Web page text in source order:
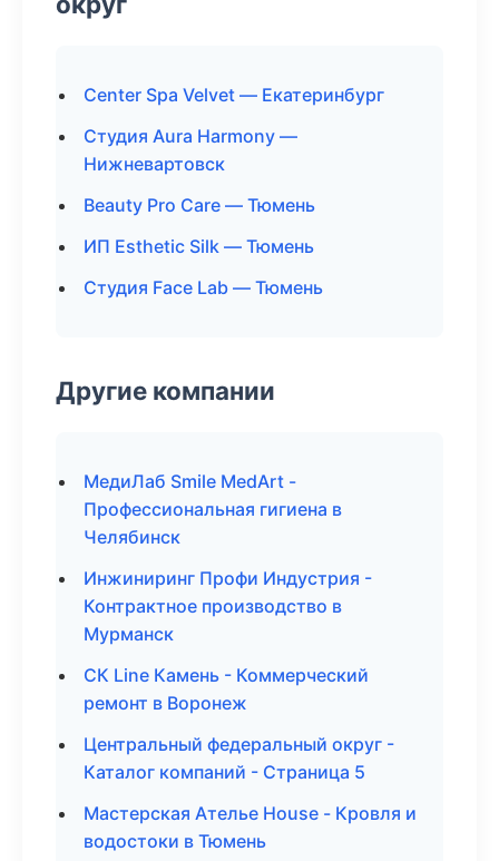
Center Spa Velvet — Екатеринбург
Студия Aura Harmony —
Нижневартовск
Beauty Pro Care — Тюмень
ИП Esthetic Silk — Тюмень
Студия Face Lab — Тюмень
Другие компании
МедиЛаб Smile MedArt -
Профессиональная гигиена в
Челябинск
Инжиниринг Профи Индустрия -
Контрактное производство в
Мурманск
СК Line Камень - Коммерческий
ремонт в Воронеж
Центральный федеральный округ -
Каталог компаний - Страница 5
Мастерская Ателье House - Кровля и
водостоки в Тюмень